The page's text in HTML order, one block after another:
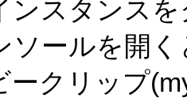
ンスタンス
ソールを開
ークリップ